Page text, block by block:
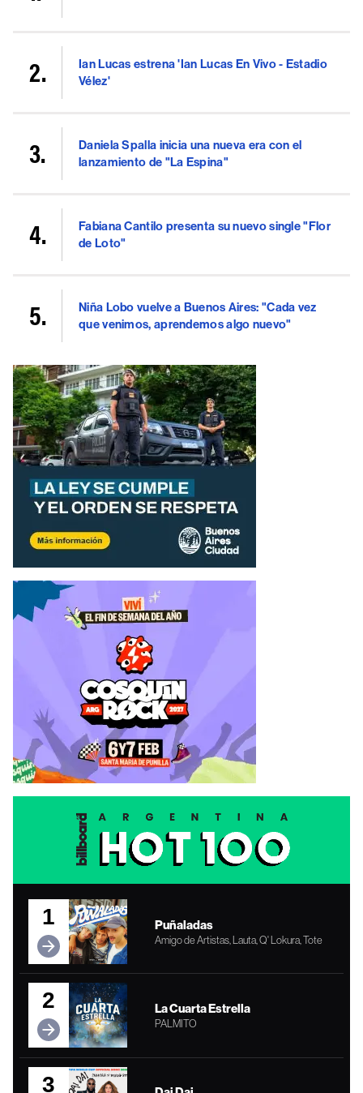
Ian Lucas estrena 'Ian Lucas En Vivo - Estadio
Vélez'
Daniela Spalla inicia una nueva era con el
lanzamiento de "La Espina"
Fabiana Cantilo presenta su nuevo single "Flor
de Loto"
Niña Lobo vuelve a Buenos Aires: "Cada vez
que venimos, aprendemos algo nuevo"
1 Puñaladas
Amigo de Artistas, Lauta, Q' Lokura, Tote
2 La Cuarta Estrella
PALMITO
3